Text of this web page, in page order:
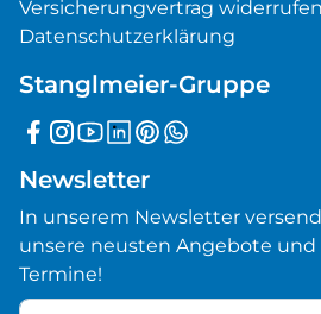
Versicherungvertrag widerrufen
Datenschutzerklärung
Stanglmeier-Gruppe
Newsletter
In unserem Newsletter
unsere neusten Angebote
Termine!